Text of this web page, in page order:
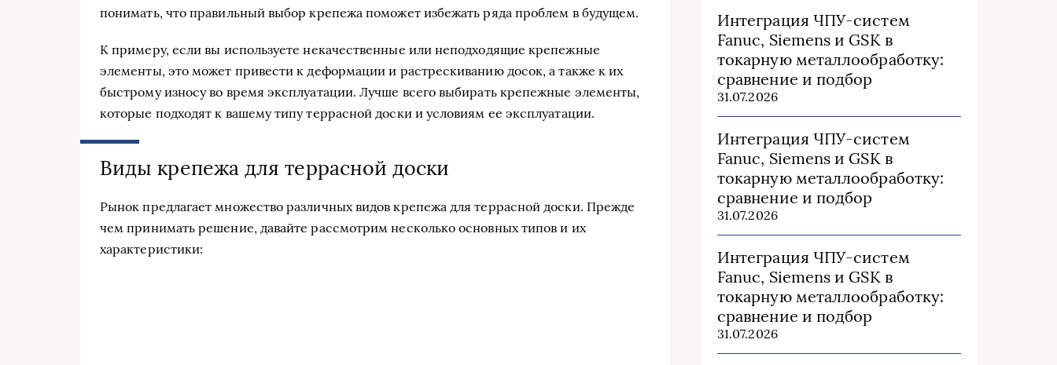
понимать, что правильный выбор крепежа поможет избежать ряда проблем в будущем.
К примеру, если вы используете некачественные или неподходящие крепежные
элементы, это может привести к деформации и растрескиванию досок, а также к их
быстрому износу во время эксплуатации. Лучше всего выбирать крепежные элементы,
которые подходят к вашему типу террасной доски и условиям ее эксплуатации.
Виды крепежа для террасной доски
Рынок предлагает множество различных видов крепежа для террасной доски. Прежде
чем принимать решение, давайте рассмотрим несколько основных типов и их
характеристики:
Интеграция ЧПУ-систем
Fanuc, Siemens и GSK в
токарную металлообработку:
сравнение и подбор
31.07.2026
Интеграция ЧПУ-систем
Fanuc, Siemens и GSK в
токарную металлообработку:
сравнение и подбор
31.07.2026
Интеграция ЧПУ-систем
Fanuc, Siemens и GSK в
токарную металлообработку:
сравнение и подбор
31.07.2026